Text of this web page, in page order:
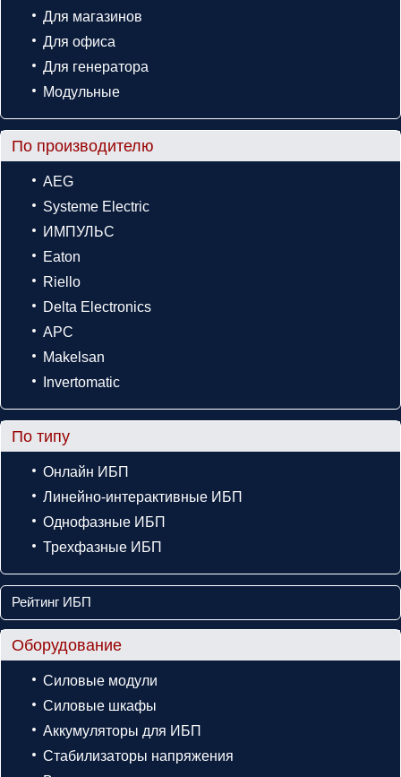
Для магазинов
Для офиса
Для генератора
Модульные
По производителю
AEG
Systeme Electric
ИМПУЛЬС
Eaton
Riello
Delta Electronics
APC
Makelsan
Invertomatic
По типу
Онлайн ИБП
Линейно-интерактивные ИБП
Однофазные ИБП
Трехфазные ИБП
Рейтинг ИБП
Оборудование
Силовые модули
Силовые шкафы
Аккумуляторы для ИБП
Стабилизаторы напряжения